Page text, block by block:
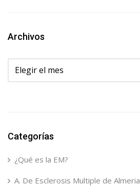
Archivos
Archivos
Categorías
¿Qué es la EM?
A. De Esclerosis Multiple de Almeria